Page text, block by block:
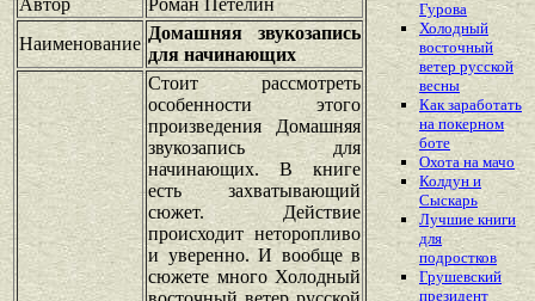
Наименование
Домашняя звукозапись
для начинающих
Стоит рассмотреть
особенности этого
произведения Домашняя
звукозапись для
начинающих. В книге
есть захватывающий
сюжет. Действие
происходит неторопливо
и уверенно. И вообще в
сюжете много Холодный
Гурова
Холодный
восточный
ветер русской
весны
Как заработать
на покерном
боте
Охота на мачо
Колдун и
Сыскарь
Лучшие книги
для
подростков
Грушевский
президент